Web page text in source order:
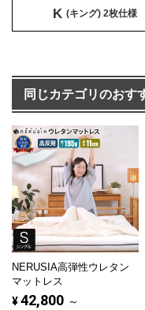
K (キング) 2枚仕様
同じカテゴリのおす
NERUSIA高弾性ウレタン
マットレス
¥42,800 ～